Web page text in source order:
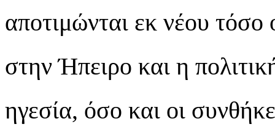
αποτιμώνται εκ νέου τόσο
στην Ήπειρο και η
ηγεσία, όσο και οι